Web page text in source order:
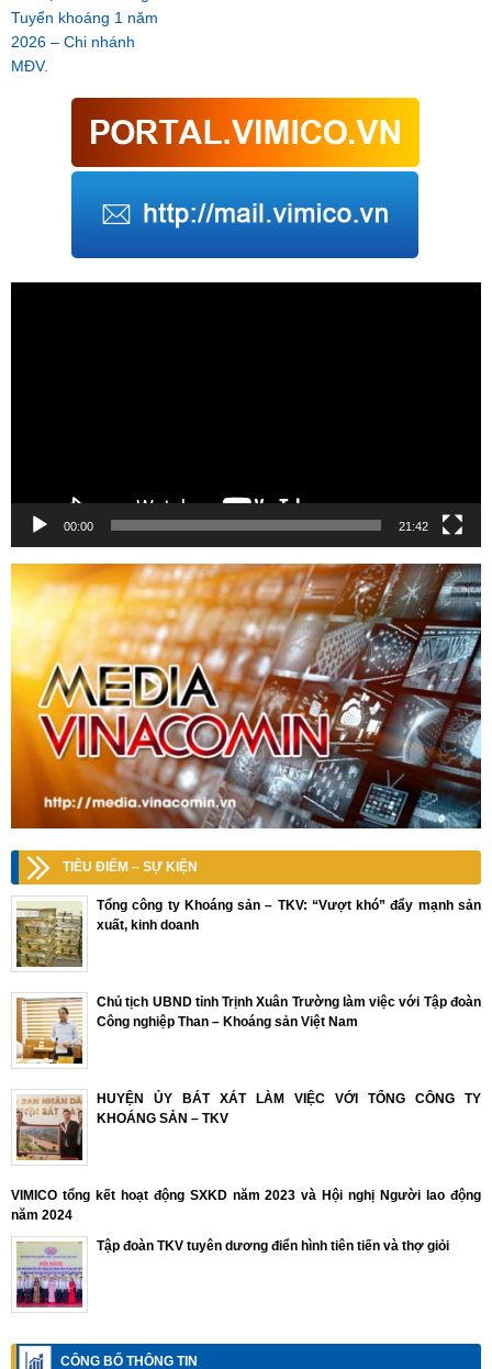
Tuyển khoáng 1 năm
2026 – Chi nhánh
MĐV.
00:00 21:42
TIÊU ĐIỂM – SỰ KIỆN
Tổng công ty Khoáng sản – TKV: “Vượt khó” đẩy mạnh sản
xuất, kinh doanh
Chủ tịch UBND tỉnh Trịnh Xuân Trường làm việc với Tập đoàn
Công nghiệp Than – Khoáng sản Việt Nam
HUYỆN ỦY BÁT XÁT LÀM VIỆC VỚI TỔNG CÔNG TY
KHOÁNG SẢN – TKV
VIMICO tổng kết hoạt động SXKD năm 2023 và Hội nghị Người lao động
năm 2024
Tập đoàn TKV tuyên dương điển hình tiên tiến và thợ giỏi
CÔNG BỐ THÔNG TIN